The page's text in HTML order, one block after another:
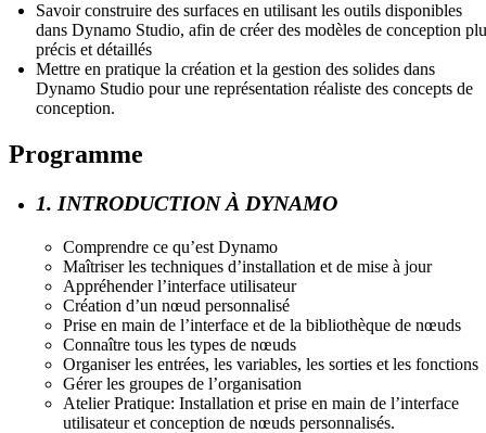
Savoir construire des surfaces en utilisant les outils disponibles
dans Dynamo Studio, afin de créer des modèles de conception
précis et détaillés
Mettre en pratique la création et la gestion des solides dans
Dynamo Studio pour une représentation réaliste des concepts de
conception.
Programme
1. INTRODUCTION À DYNAMO
Comprendre ce qu’est Dynamo
Maîtriser les techniques d’installation et de mise à jour
Appréhender l’interface utilisateur
Création d’un nœud personnalisé
Prise en main de l’interface et de la bibliothèque de nœuds
Connaître tous les types de nœuds
Organiser les entrées, les variables, les sorties et les fonctions
Gérer les groupes de l’organisation
Atelier Pratique: Installation et prise en main de l’interface
utilisateur et conception de nœuds personnalisés.